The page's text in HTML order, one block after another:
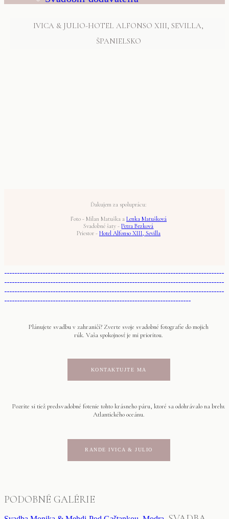
IVICA & JULIO-HOTEL ALFONSO XIII, SEVILLA,
ŠPANIELSKO
Ďakujem za spoluprácu:
Foto - Milan Matuška a Lenka Matušková
Svadobné šaty -Petra Brzková
Priestor - Hotel Alfonso XIII, Sevilla
Plánujete svadbu v zahraničí? Zverte svoje svadobné fotografie do mojich
rúk. Vaša spokojnosť je mi prioritou.
KONTAKTUJTE MA
Pozrite si tiež predsvadobné fotenie tohto krásneho páru, ktoré sa odohrávalo na brehu
Atlantického oceánu.
RANDE IVICA & JULIO
PODOBNÉ GALÉRIE